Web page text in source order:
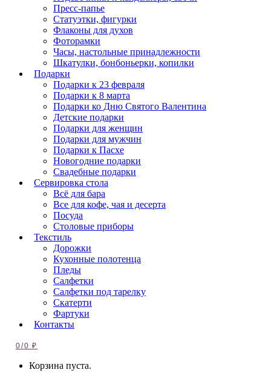
Пресс-папье
Статуэтки, фигурки
Флаконы для духов
Фоторамки
Часы, настольные принадлежности
Шкатулки, бонбоньерки, копилки
Подарки
Подарки к 23 февраля
Подарки к 8 марта
Подарки ко Дню Святого Валентина
Детские подарки
Подарки для женщин
Подарки для мужчин
Подарки к Пасхе
Новогодние подарки
Свадебные подарки
Сервировка стола
Всё для бара
Все для кофе, чая и десерта
Посуда
Столовые приборы
Текстиль
Дорожки
Кухонные полотенца
Пледы
Салфетки
Салфетки под тарелку
Скатерти
Фартуки
Контакты
0/0₽
Корзина пуста.